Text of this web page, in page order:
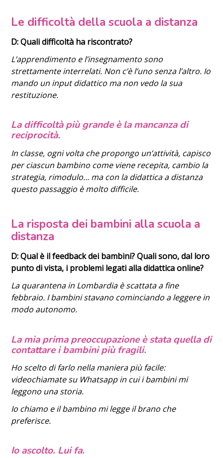
Le difficoltà della scuola a distanza
D: Quali difficoltà ha riscontrato?
L’apprendimento e l’insegnamento sono
strettamente interrelati. Non c’è l’uno senza l’altro. Io
mando un input didattico ma non vedo la sua
restituzione.
La difficoltà più grande è lamancanza di
reciprocità.
In classe, ogni volta che propongo un’attività, capisco
per ciascun bambino come viene recepita, cambio la
strategia, rimodulo… ma con la didattica a distanza
questo passaggio è molto difficile.
La risposta dei bambini alla scuola a
distanza
D: Qual è il feedback dei bambini? Quali sono, dal loro
punto di vista, i problemi legati alla didattica online?
La quarantena in Lombardia è scattata a fine
febbraio. I bambini stavano cominciando a leggere in
modo autonomo.
La mia prima preoccupazione è stata quella di
contattare i bambini più fragili.
Ho scelto di farlo nella maniera più facile:
videochiamate su Whatsapp in cui i bambini mi
leggono una storia.
Io chiamo e il bambino mi legge il brano che
preferisce.
Io ascolto. Lui fa.